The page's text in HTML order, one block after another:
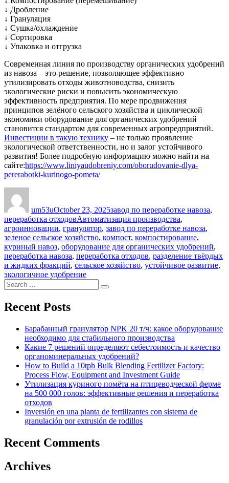
↓ Дробление
↓ Грануляция
↓ Сушка/охлаждение
↓ Сортировка
↓ Упаковка и отгрузка
Современная линия по производству органических удобрений
из навоза – это решение, позволяющее эффективно
утилизировать отходы животноводства, снизить
экологические риски и повысить экономическую
эффективность предприятия. По мере продвижения
принципов зелёного сельского хозяйства и циклической
экономики оборудование для органических удобрений
становится стандартом для современных агропредприятий.
Инвестиции в такую технику – не только проявление
экологической ответственности, но и залог устойчивого
развития! Более подробную информацию можно найти на
сайте:https://www.liniyaudobreniy.com/oborudovanie-dlya-
pererabotki-kurinogo-pometa/
um53uOctober 23, 2025завод по переработке навоза,
переработка отходовTags
Автоматизация производства,
агроинновации, гранулятор, завод по переработке навоза,
зеленое сельское хозяйство, компост, компостирование,
куриный навоз, оборудование для органических удобрений,
переработка навоза, переработка отходов, разделение твёрдых
и жидких фракций, сельское хозяйство, устойчивое развитие,
экологичное удобрение
Search
for:
Search
Recent Posts
Барабанный гранулятор NPK 20 т/ч: какое оборудование
необходимо для стабильного производства
Какие 7 решений определяют себестоимость и качество
органоминеральных удобрений?
How to Build a 10tph Bulk Blending Fertilizer Factory:
Process Flow, Equipment and Investment Guide
Утилизация куриного помёта на птицеводческой ферме
на 500 000 голов: эффективные решения и переработка
отходов
Inversión en una planta de fertilizantes con sistema de
granulación por extrusión de rodillos
Recent Comments
Archives